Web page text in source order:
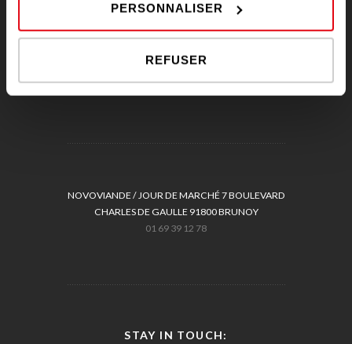
PERSONNALISER
REFUSER
NOVOVIANDE / JOUR DE MARCHÉ 7 BOULEVARD
CHARLES DE GAULLE 91800 BRUNOY
01 69 39 12 78
STAY IN TOUCH: